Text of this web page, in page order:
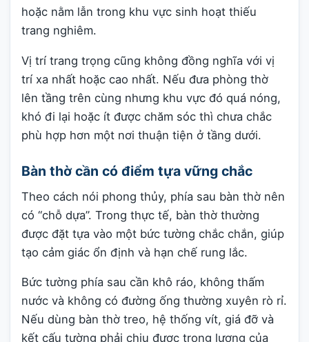
hoặc nằm lẫn trong khu vực sinh hoạt thiếu
trang nghiêm.
Vị trí trang trọng cũng không đồng nghĩa với vị
trí xa nhất hoặc cao nhất. Nếu đưa phòng thờ
lên tầng trên cùng nhưng khu vực đó quá nóng,
khó đi lại hoặc ít được chăm sóc thì chưa chắc
phù hợp hơn một nơi thuận tiện ở tầng dưới.
Bàn thờ cần có điểm tựa vững chắc
Theo cách nói phong thủy, phía sau bàn thờ nên
có “chỗ dựa”. Trong thực tế, bàn thờ thường
được đặt tựa vào một bức tường chắc chắn, giúp
tạo cảm giác ổn định và hạn chế rung lắc.
Bức tường phía sau cần khô ráo, không thấm
nước và không có đường ống thường xuyên rò rỉ.
Nếu dùng bàn thờ treo, hệ thống vít, giá đỡ và
kết cấu tường phải chịu được trọng lượng của